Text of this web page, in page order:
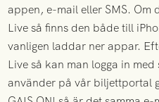
appen, e-mail eller SMS. Om
Live så finns den både till
vanligen laddar ner appar.
Live så kan man logga in
använder på vår biljettportal